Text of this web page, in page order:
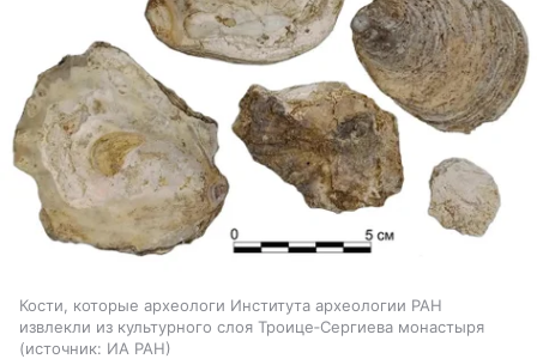
Кости, которые археологи Института археологии РАН
извлекли из культурного слоя Троице‑Сергиева монастыря
источник: ИА РАН